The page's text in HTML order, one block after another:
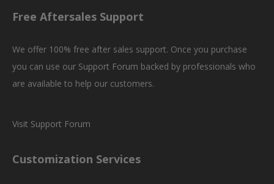
Free Aftersales Support
We offer 100% free after sales support. Once you purchase
you can use our Support Forum backed by professionals who
are available to help our customers.
Visit Support Forum
Customization Services